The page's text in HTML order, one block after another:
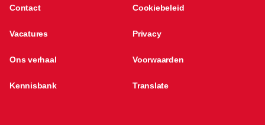
Contact Cookiebeleid
Vacatures Privacy
Ons verhaal Voorwaarden
Kennisbank Translate